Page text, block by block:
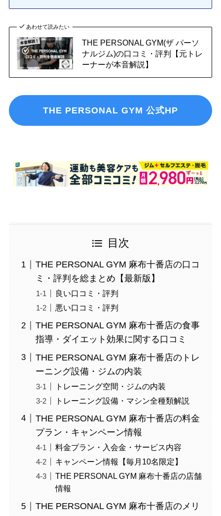
あわせて読みたい
THE PERSONAL GYM(ザ パーソ
ナルジム)の口コミ・評判【元トレ
ーナーが本音解説】
THE PERSONAL GYM 公式HP
目次
THE PERSONAL GYM 麻布十番店の口コ
ミ・評判を総まとめ【最新版】
良い口コミ・評判
悪い口コミ・評判
THE PERSONAL GYM 麻布十番店の食事
指導・ダイエット効果に関する口コミ
THE PERSONAL GYM 麻布十番店のトレ
ーニング設備・ジムの内装
トレーニング空間・ジムの内装
トレーニング設備・マシン全種類解説
THE PERSONAL GYM 麻布十番店の料金
プラン・キャンペーン情報
料金プラン・入会金・サービス内容
キャンペーン情報【毎月10名限定】
THE PERSONAL GYM 麻布十番店の店舗
情報
THE PERSONAL GYM 麻布十番店のメリ